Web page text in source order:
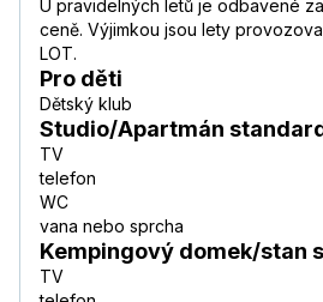
U pravidelných letů je odbavené
ceně. Výjimkou jsou lety
LOT.
Pro děti
Dětský klub
Studio/Apartmán
TV
telefon
WC
vana nebo sprcha
Kempingový domek/stan
TV